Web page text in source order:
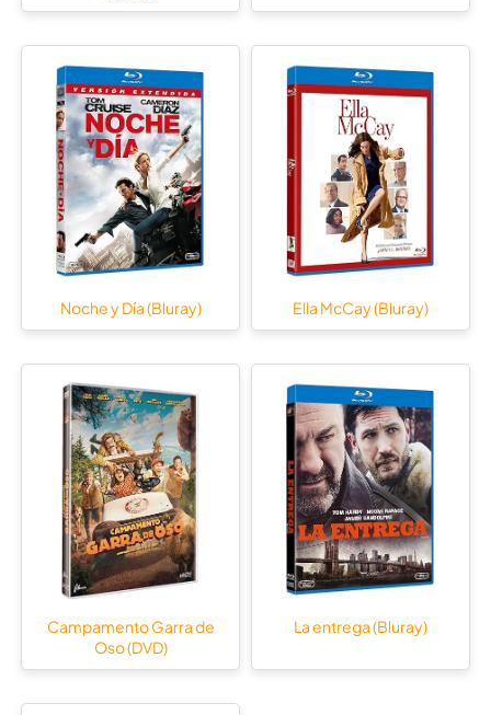
Noche y Día (Bluray) Ella McCay (Bluray)
Campamento Garra de
Oso (DVD)
La entrega (Bluray)